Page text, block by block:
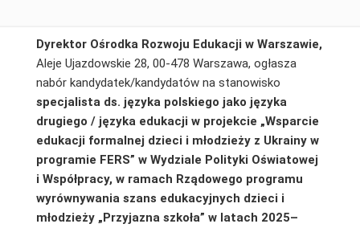
Dyrektor Ośrodka Rozwoju Edukacji w Warszawie,
Aleje Ujazdowskie 28, 00-478 Warszawa, ogłasza
nabór kandydatek/kandydatów na stanowisko
specjalista ds. języka polskiego jako języka
drugiego / języka edukacji w projekcie „Wsparcie
edukacji formalnej dzieci i młodzieży z Ukrainy w
programie FERS” w Wydziale Polityki Oświatowej
i Współpracy, w ramach Rządowego programu
wyrównywania szans edukacyjnych dzieci i
młodzieży „Przyjazna szkoła” w latach 2025–